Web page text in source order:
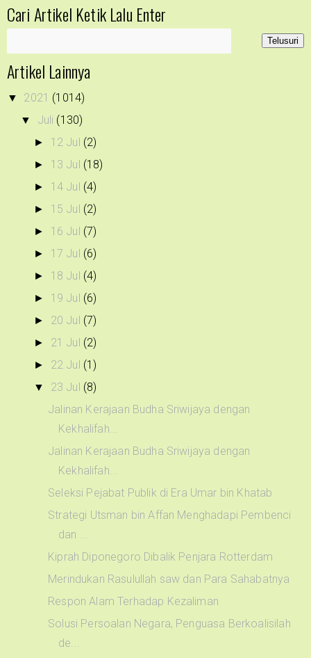
Cari Artikel Ketik Lalu Enter
Artikel Lainnya
▼ 2021 (1014)
▼ Juli (130)
► 12 Jul (2)
► 13 Jul (18)
► 14 Jul (4)
► 15 Jul (2)
► 16 Jul (7)
► 17 Jul (6)
► 18 Jul (4)
► 19 Jul (6)
► 20 Jul (7)
► 21 Jul (2)
► 22 Jul (1)
▼ 23 Jul (8)
Jalinan Kerajaan Budha Sriwijaya dengan
Kekhalifah...
Jalinan Kerajaan Budha Sriwijaya dengan
Kekhalifah...
Seleksi Pejabat Publik di Era Umar bin Khatab
Strategi Utsman bin Affan Menghadapi Pembenci
dan ...
Kiprah Diponegoro Dibalik Penjara Rotterdam
Merindukan Rasulullah saw dan Para Sahabatnya
Respon Alam Terhadap Kezaliman
Solusi Persoalan Negara, Penguasa Berkoalisilah
de...